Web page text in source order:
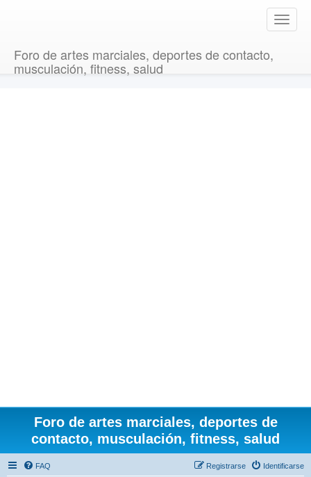
T
o
Foro de artes marciales, deportes de contacto,
musculación, fitness, salud
Foro de artes marciales, deportes de
contacto, musculación, fitness, salud
FAQ Identificarse
Registrarse